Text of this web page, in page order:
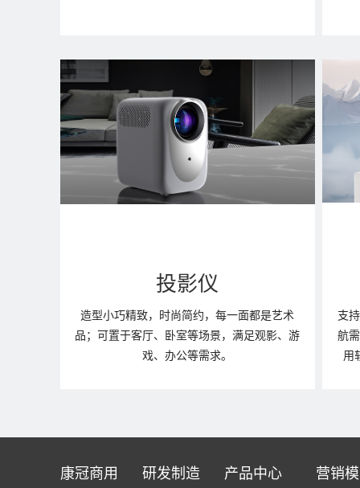
投影仪
造型小巧精致，时尚简约，每一面都是艺术
品；可置于客厅、卧室等场景，满足观影、游
戏、办公等需求。
支
航
用
康冠商用 研发制造 产品中心 营销